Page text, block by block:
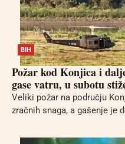
BIH
Požar kod Konjica i
gase vatru, u subotu
Veliki požar na području
zračnih snaga, a gašenje je